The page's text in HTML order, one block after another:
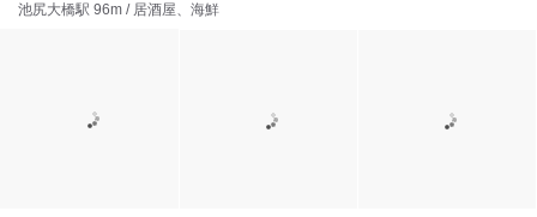
池尻大橋駅 96m / 居酒屋、海鮮